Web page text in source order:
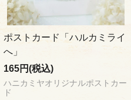
ポストカード「ハルカミライ
へ」
165円(税込)
ハニカミヤオリジナルポストカー
ド